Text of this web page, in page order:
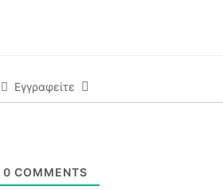
Εγγραφείτε
0 COMMENTS